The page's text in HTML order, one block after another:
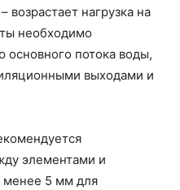
возрастает нагрузка на
необходимо
основного потока воды,
выходами и
элементами и
менее 5 мм для